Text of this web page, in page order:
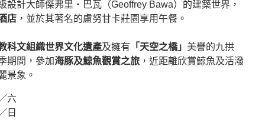
設計大師傑弗里‧巴瓦（Geoffrey Bawa）的建築世界，
店 ，並於其著名的盧努甘卡莊園享用午餐。
科文組織世界文化遺產及擁有 「天空之橋」 美譽的九拱
期間，參加海豚及鯨魚觀賞之旅 ，近距離欣賞鯨魚及活潑
景象。
六
日